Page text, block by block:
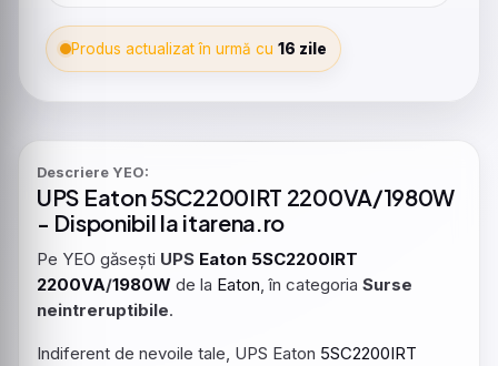
Produs actualizat în urmă cu 16 zile
Descriere YEO:
UPS Eaton5SC2200IRT 2200VA/1980W
- Disponibil la itarena.ro
Pe YEO găsești UPS Eaton 5SC2200IRT
2200VA/1980W de la Eaton, în categoria Surse
neintreruptibile.
Indiferent de nevoile tale, UPS Eaton 5SC2200IRT